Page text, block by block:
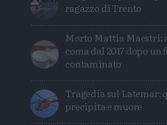
ragazzo di Trento
Morto Mattia Maestri:
coma dal 2017 dopo un
contaminato
Tragedia sul Latemar:
precipita e muore